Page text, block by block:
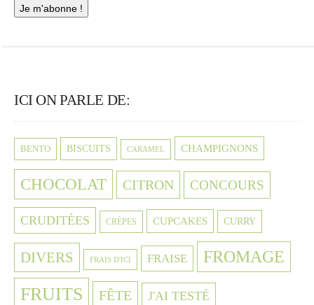
ICI ON PARLE DE:
BENTO BISCUITS CARAMEL CHAMPIGNONS
CHOCOLAT CITRON CONCOURS
CRUDITÉES CRÈPES CUPCAKES CURRY
DIVERS FRAIS D'ICI FRAISE FROMAGE
FRUITS FÊTE J'AI TESTÉ